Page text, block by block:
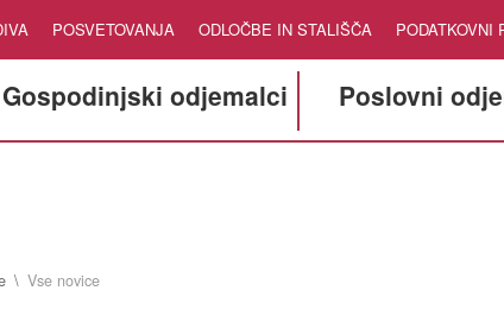
POSVETOVANJA ODLOČBE IN STALIŠČA PODATKOVNI
Gospodinjski odjemalci Poslovni
Vse novice